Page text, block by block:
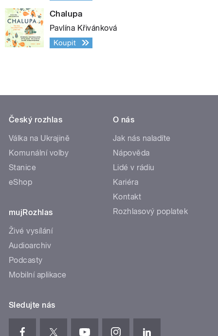
Chalupa
Pavlína Křivánková
Koupit
Český rozhlas
Válka na Ukrajině
Komunální volby
Stanice
eShop
mujRozhlas
Živé vysílání
Audioarchiv
Podcasty
Mobilní aplikace
O nás
Jak nás naladíte
Nápověda
Lidé v rádiu
Kariéra
Kontakt
Rozhlasový poplatek
Sledujte nás